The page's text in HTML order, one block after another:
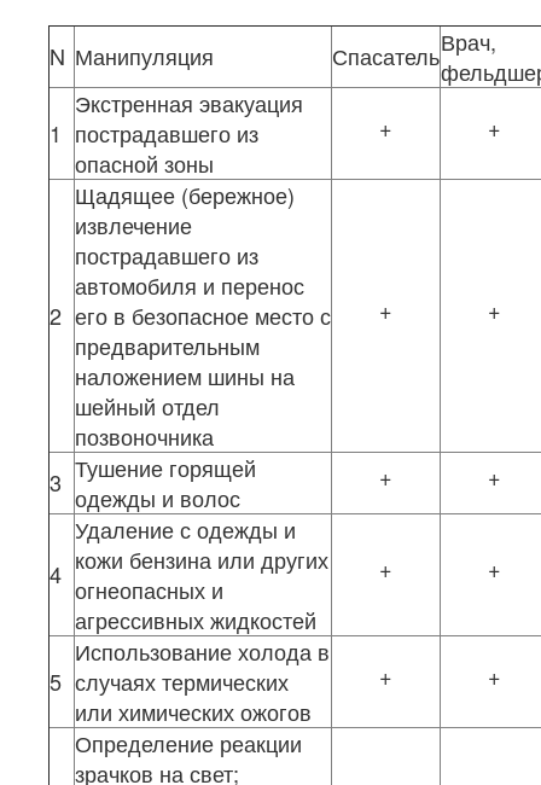
N Манипуляция СпасательВрач,
1
Экстренная эвакуация
пострадавшего из
опасной зоны
+ +
2
Щадящее (бережное)
извлечение
пострадавшего из
автомобиля и перенос
его в безопасное место с
предварительным
наложением шины на
шейный отдел
позвоночника
+ +
3 Тушение горящей
одежды и волос
+ +
4
Удаление с одежды и
кожи бензина или других
огнеопасных и
агрессивных жидкостей
+ +
5
Использование холода в
случаях термических
или химических ожогов
+ +
Определение реакции
зрачков на свет;